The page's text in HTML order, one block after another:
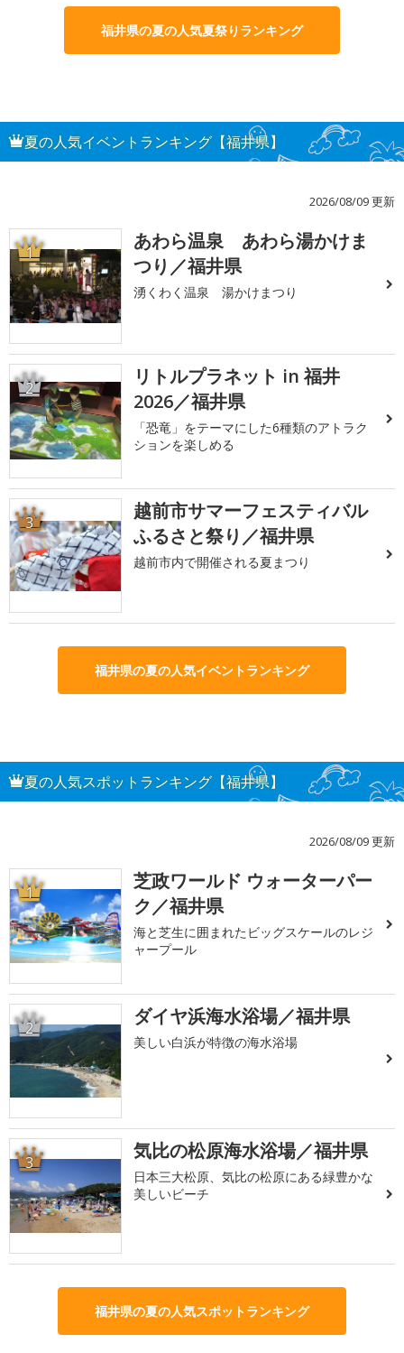
福井県の夏の人気夏祭りランキング
夏の人気イベントランキング【福井県】
2026/08/09 更新
1
あわら温泉 あわら湯かけま
つり／福井県
湧くわく温泉 湯かけまつり
2
リトルプラネット in 福井
2026／福井県
「恐竜」をテーマにした6種類のアトラク
ションを楽しめる
3
越前市サマーフェスティバル
ふるさと祭り／福井県
越前市内で開催される夏まつり
福井県の夏の人気イベントランキング
夏の人気スポットランキング【福井県】
2026/08/09 更新
1
芝政ワールド ウォーターパー
ク／福井県
海と芝生に囲まれたビッグスケールのレジ
ャープール
2 ダイヤ浜海水浴場／福井県
美しい白浜が特徴の海水浴場
3 気比の松原海水浴場／福井県
日本三大松原、気比の松原にある緑豊かな
美しいビーチ
福井県の夏の人気スポットランキング